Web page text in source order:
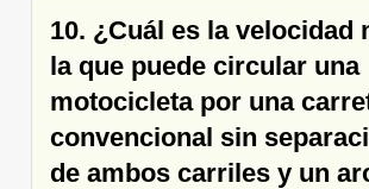
10. ¿Cuál es la velocidad
la que puede circular una
motocicleta por una
convencional sin
de ambos carriles y un